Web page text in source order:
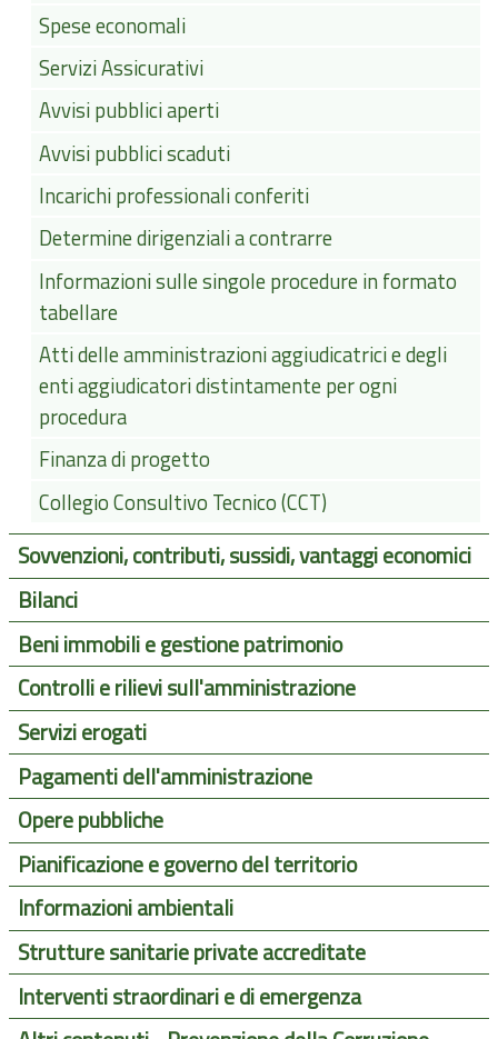
Spese economali
Servizi Assicurativi
Avvisi pubblici aperti
Avvisi pubblici scaduti
Incarichi professionali conferiti
Determine dirigenziali a contrarre
Informazioni sulle singole procedure in formato
tabellare
Atti delle amministrazioni aggiudicatrici e degli
enti aggiudicatori distintamente per ogni
procedura
Finanza di progetto
Collegio Consultivo Tecnico (CCT)
Sovvenzioni, contributi, sussidi, vantaggi economici
Bilanci
Beni immobili e gestione patrimonio
Controlli e rilievi sull'amministrazione
Servizi erogati
Pagamenti dell'amministrazione
Opere pubbliche
Pianificazione e governo del territorio
Informazioni ambientali
Strutture sanitarie private accreditate
Interventi straordinari e di emergenza